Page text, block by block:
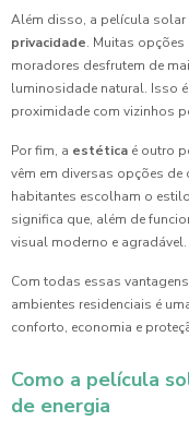
Além disso, a película solar
privacidade. Muitas
moradores desfrutem de
luminosidade natural. Isso
proximidade com vizinhos
Por fim, a estética é outro
vêm em diversas opções de
habitantes escolham o
significa que, além de
visual moderno e agradável.
Com todas essas
ambientes residenciais é
conforto, economia e
Como a película
de energia